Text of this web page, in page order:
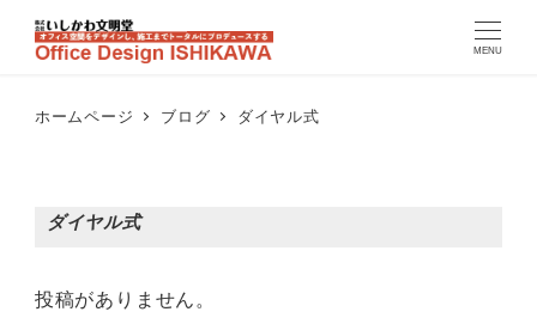
MENU
ホームページ ブログ ダイヤル式
ダイヤル式
投稿がありません。